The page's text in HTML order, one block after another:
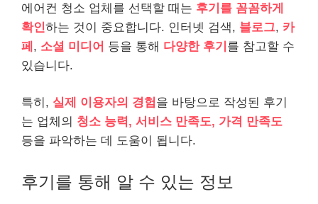
에어컨 청소 업체를 선택할 때는 후기를 꼼꼼하게
확인하는 것이 중요합니다. 인터넷 검색, 블로그, 카
페 , 소셜 미디어 등을 통해 다양한 후기 를 참고할 수
있습니다.
특히, 실제 이용자의 경험을 바탕으로 작성된 후기
는 업체의 청소 능력, 서비스 만족도, 가격 만족도
등을 파악하는 데 도움이 됩니다.
후기를 통해 알 수 있는 정보